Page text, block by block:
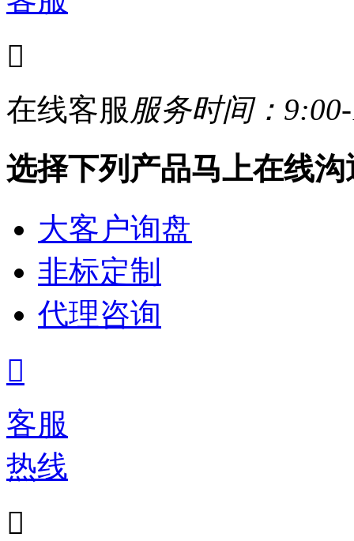

在线客服服务时间：
选择下列产品马上在线沟
大客户询盘
非标定制
代理咨询

客服
热线
